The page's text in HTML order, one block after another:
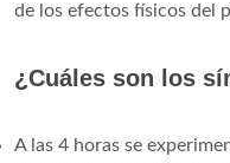
de los efectos físicos del
¿Cuáles son los
A las 4 horas se